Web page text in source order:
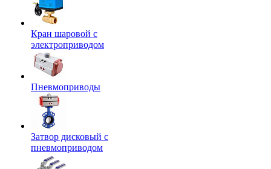
Кран шаровой с
электроприводом
Пневмоприводы
Затвор дисковый с
пневмоприводом